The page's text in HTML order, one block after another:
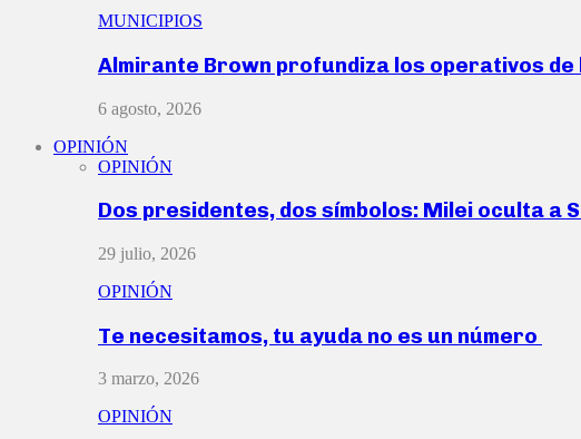
MUNICIPIOS
Almirante Brown profundiza los operativos de
6 agosto, 2026
OPINIÓN
OPINIÓN
Dos presidentes, dos símbolos: Milei oculta a
29 julio, 2026
OPINIÓN
Te necesitamos, tu ayuda no es un número
3 marzo, 2026
OPINIÓN